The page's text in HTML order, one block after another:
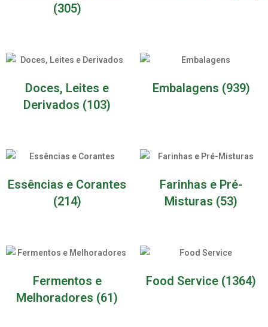
(305)
Doces, Leites e
Derivados (103)
Embalagens (939)
Essências e Corantes
(214)
Farinhas e Pré-
Misturas (53)
Fermentos e
Melhoradores (61)
Food Service (1364)